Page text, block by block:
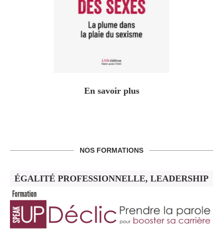
En savoir plus
NOS FORMATIONS
ÉGALITÉ PROFESSIONNELLE, LEADERSHIP